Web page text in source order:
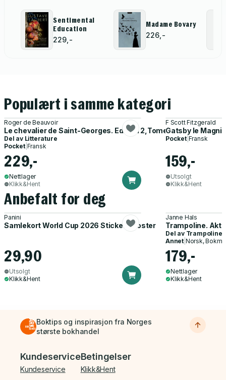
Sentimental
Education
229,-
Madame Bovary
226,-
Populært i samme kategori
Roger de Beauvoir
Le chevalier de Saint-Georges. Edition 2,Tome 4
Del av Litterature
Pocket| Fransk
229,-
Nettlager
Klikk&Hent
F Scott Fitzgerald
Gatsby le
Pocket| Fransk
159,-
Utsolgt
Klikk&Hent
Anbefalt for deg
Panini
Samlekort World Cup 2026 Sticker Booster
29,90
Utsolgt
Klikk&Hent
Janne Hals
Trampoline.
Del av Trampoline
Annet| Norsk,
179,-
Nettlager
Klikk&Hent
Boktips og inspirasjon fra Norges
største bokhandel
Bunnmeny
Kundeservice
Kundeservice
Betingelser
Klikk&Hent